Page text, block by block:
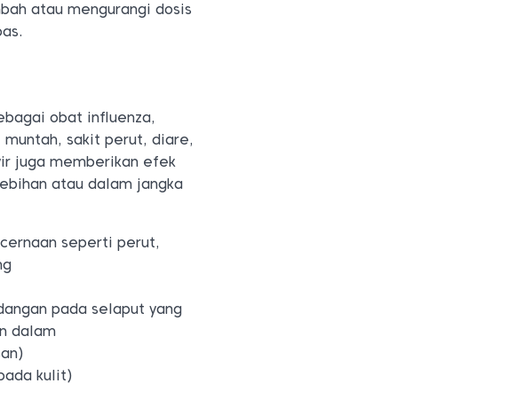
atau mengurangi dosis
obat influenza,
sakit perut, diare,
juga memberikan efek
atau dalam jangka
seperti perut,
pada selaput yang
dalam
kulit)